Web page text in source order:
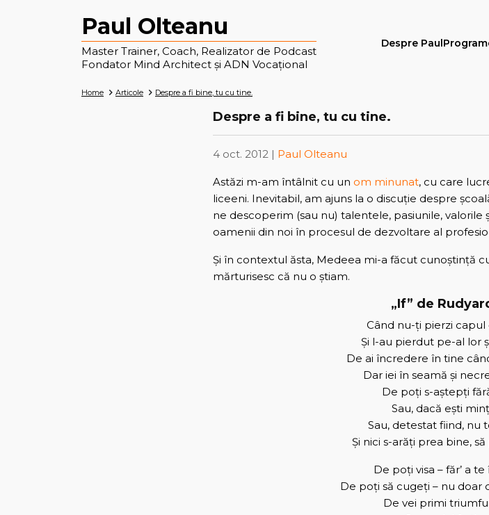
Paul Olteanu
Master Trainer, Coach, Realizator de Podcast
Fondator Mind Architect și ADN Vocațional
Despre Paul
Home Articole Despre a fi bine, tu cu tine.
Despre a fi bine, tu cu tine.
4 oct. 2012 | Paul Olteanu
Astăzi m-am întâlnit cu un om minunat, cu care
liceeni. Inevitabil, am ajuns la o discuție despre
ne descoperim (sau nu) talentele, pasiunile, valorile
oamenii din noi în procesul de dezvoltare al
Și în contextul ăsta, Medeea mi-a făcut cunoștință
mărturisesc că nu o știam.
„If” de
Când nu-ţi pierzi capul
Şi l-au pierdut pe-al lor
De ai încredere în tine
Dar iei în seamă şi
De poţi s-aştepţi
Sau, dacă eşti
Sau, detestat fiind, nu
Şi nici s-arăţi prea bine,
De poţi visa – făr’ a
De poţi să cugeţi – nu doar
De vei primi